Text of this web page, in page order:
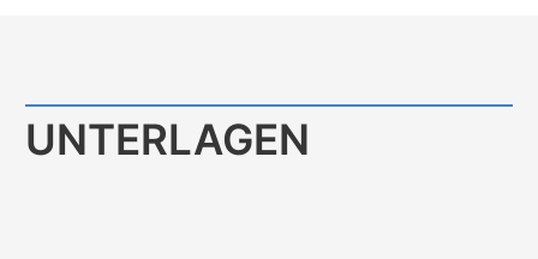
UNTERLAGEN